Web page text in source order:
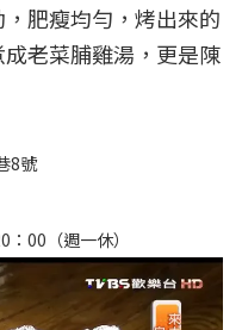
肥瘦均勻，烤出來的
老菜脯雞湯，更是陳
8號
00（週一休）